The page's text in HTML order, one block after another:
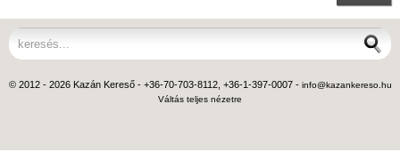
© 2012 - 2026 Kazán Kereső - +36-70-703-8112, +36-1-397-0007 - info@kazankereso.hu
Váltás teljes nézetre